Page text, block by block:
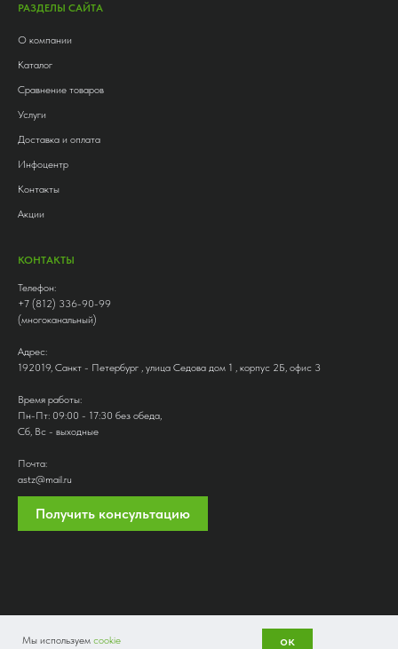
Мы используем cookie ок
РАЗДЕЛЫ САЙТА
О компании
Каталог
Сравнение товаров
Услуги
Доставка и оплата
Инфоцентр
Контакты
Акции
КОНТАКТЫ
Телефон:
+7 (812) 336-90-99
(многоканальный)
Адрес:
192019, Санкт - Петербург , улица Седова дом 1 , корпус 2Б, офис 3
Время работы:
Пн-Пт: 09:00 - 17:30 без обеда,
Сб, Вс - выходные
Почта:
astz@mail.ru
Получить консультацию